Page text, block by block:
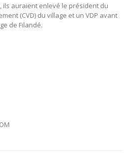
ils auraient enlevé le président du
(CVD) du village et un VDP avant
de Filandé.